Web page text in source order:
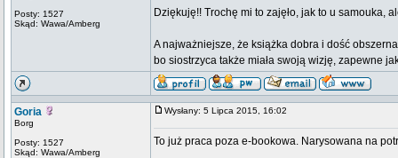
Posty: 1527
Skąd: Wawa/Amberg
Dziękuję!! Trochę mi to zajęło, jak to u samouka,
A najważniejsze, że książka dobra i dość
bo siostrzyca także miała swoją wizję, zapewne
Goria
Borg
Posty: 1527
Skąd: Wawa/Amberg
Wysłany: 5 Lipca 2015, 16:02
To już praca poza e-bookowa. Narysowana na